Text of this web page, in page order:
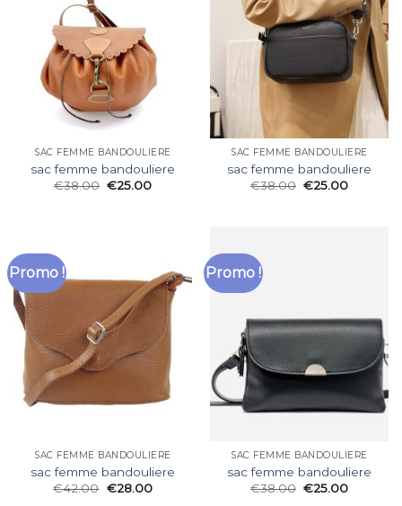
SAC FEMME BANDOULIERE
sac femme bandouliere
€38.00 €25.00
SAC FEMME BANDOULIERE
sac femme bandouliere
€38.00 €25.00
Promo !
SAC FEMME BANDOULIERE
sac femme bandouliere
€42.00 €28.00
Promo !
SAC FEMME BANDOULIERE
sac femme bandouliere
€38.00 €25.00